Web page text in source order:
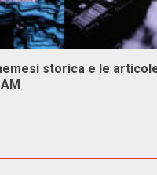
nemesi storica e le